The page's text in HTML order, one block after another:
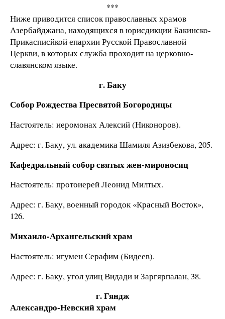
***
Ниже приводится список православных храмов
Азербайджана, находящихся в юрисдикции Бакинско-
Прикасписйкой епархии Русской Православной
Церкви, в которых служба проходит на церковно-
славянском языке.
г. Баку
Собор Рождества Пресвятой Богородицы
Настоятель: иеромонах Алексий (Никоноров).
Адрес: г. Баку, ул. академика Шамиля Азизбекова, 205.
Кафедральный собор святых жен-мироносиц
Настоятель: протоиерей Леонид Милтых.
Адрес: г. Баку, военный городок «Красный Восток»,
126.
Михаило-Архангельский храм
Настоятель: игумен Серафим (Бидеев).
Адрес: г. Баку, угол улиц Видади и Заргярпалан, 38.
г. Гяндж
Александро-Невский храм